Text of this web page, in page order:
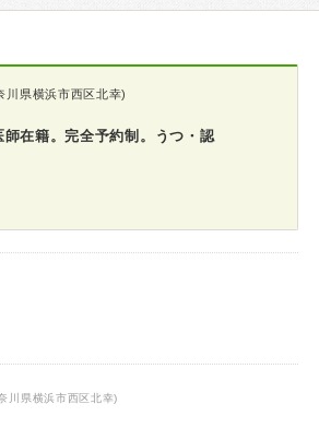
川県横浜市西区北幸)
在籍。完全予約制。うつ・認
川県横浜市西区北幸)